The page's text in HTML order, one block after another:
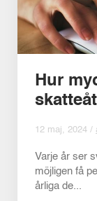
Hur
12 maj, 2024 /
Varje år ser
möjligen få
årliga de...